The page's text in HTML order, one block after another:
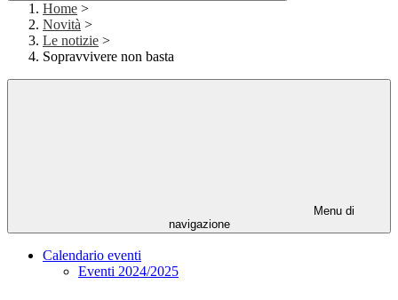
Home >
Novità >
Le notizie >
Sopravvivere non basta
Menu di
navigazione
Calendario eventi
Eventi 2024/2025